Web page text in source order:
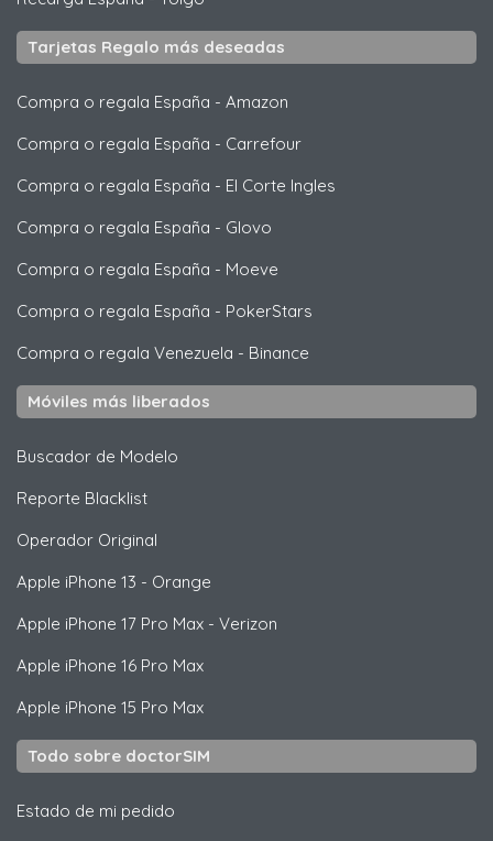
Tarjetas Regalo más deseadas
Compra o regala España - Amazon
Compra o regala España - Carrefour
Compra o regala España - El Corte Ingles
Compra o regala España - Glovo
Compra o regala España - Moeve
Compra o regala España - PokerStars
Compra o regala Venezuela - Binance
Móviles más liberados
Buscador de Modelo
Reporte Blacklist
Operador Original
Apple iPhone 13 - Orange
Apple iPhone 17 Pro Max - Verizon
Apple iPhone 16 Pro Max
Apple iPhone 15 Pro Max
Todo sobre doctorSIM
Estado de mi pedido